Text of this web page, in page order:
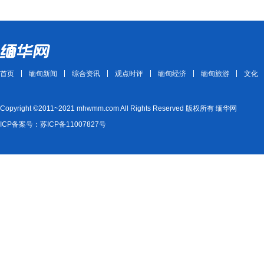
首页 缅甸新闻 综合资讯 观点时评 缅甸经济 缅甸旅游 文化
Copyright ©2011~2021 mhwmm.com All Rights Reserved 版权所有 缅华网
ICP备案号：苏ICP备11007827号